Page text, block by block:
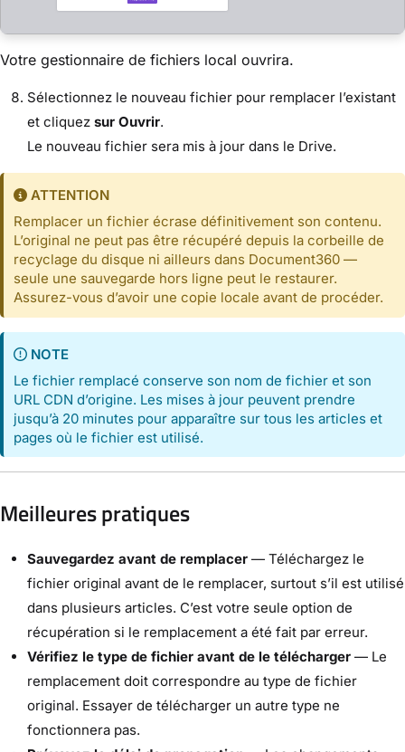
Votre gestionnaire de fichiers local ouvrira.
Sélectionnez le nouveau fichier pour remplacer l’existant
et cliquez sur Ouvrir.
Le nouveau fichier sera mis à jour dans le Drive.
ATTENTION
Remplacer un fichier écrase définitivement son contenu.
L’original ne peut pas être récupéré depuis la corbeille de
recyclage du disque ni ailleurs dans Document360 —
seule une sauvegarde hors ligne peut le restaurer.
Assurez-vous d’avoir une copie locale avant de procéder.
NOTE
Le fichier remplacé conserve son nom de fichier et son
URL CDN d’origine. Les mises à jour peuvent prendre
jusqu’à 20 minutes pour apparaître sur tous les articles et
pages où le fichier est utilisé.
Meilleures pratiques
Sauvegardez avant de remplacer — Téléchargez le
fichier original avant de le remplacer, surtout s’il est utilisé
dans plusieurs articles. C’est votre seule option de
récupération si le remplacement a été fait par erreur.
Vérifiez le type de fichier avant de le télécharger — Le
remplacement doit correspondre au type de fichier
original. Essayer de télécharger un autre type ne
fonctionnera pas.